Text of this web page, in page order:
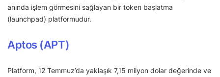
anında işlem görmesini sağlayan bir token başlatma
(launchpad) platformudur.
Aptos (APT)
Platform, 12 Temmuz’da yaklaşık 7,15 milyon dolar değerinde ve